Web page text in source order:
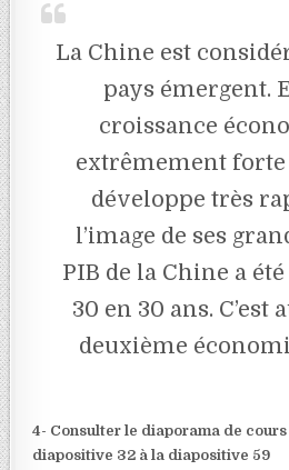
La Chine est
pays émergent.
croissance
extrêmement forte
développe très
l’image de ses
PIB de la Chine a
30 en 30 ans. C’est
deuxième
4- Consulter le diaporama de
diapositive 32 à la diapositive 59